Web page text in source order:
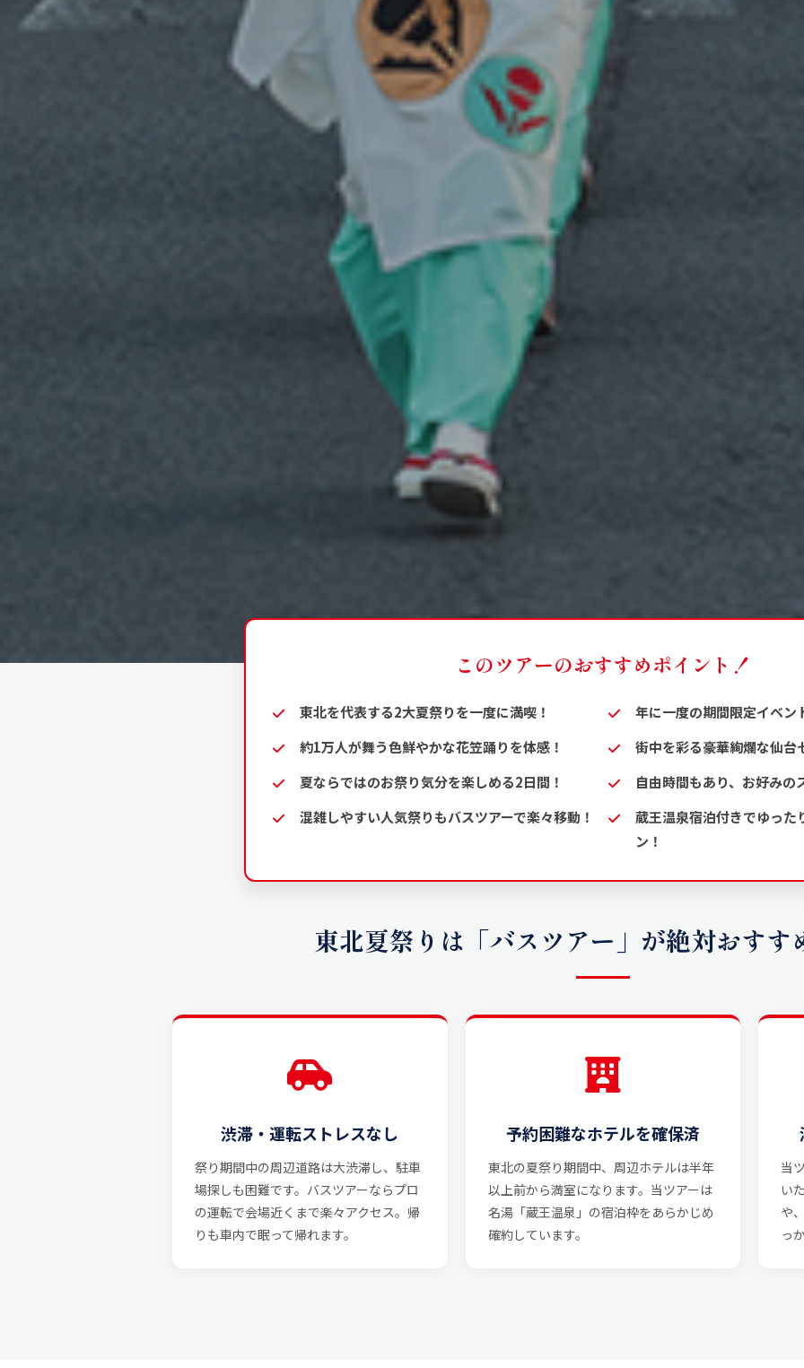
このツアーのおすすめポイント！
東北を代表する2大夏祭りを一度に満喫！
年に一度の期間限定イベン
約1万人が舞う色鮮やかな花笠踊りを体感！
街中を彩る豪華絢爛な仙台
夏ならではのお祭り気分を楽しめる2日間！
自由時間もあり、お好みの
混雑しやすい人気祭りもバスツアーで楽々移動！
蔵王温泉宿泊付きでゆった
ン！
東北夏祭りは「バスツアー」が絶対おすす
渋滞・運転ストレスなし
祭り期間中の周辺道路は大渋滞し、駐車
場探しも困難です。バスツアーならプロ
の運転で会場近くまで楽々アクセス。帰
りも車内で眠って帰れます。
予約困難なホテルを確保済
東北の夏祭り期間中、周辺ホテルは半年
以上前から満室になります。当ツアーは
名湯「蔵王温泉」の宿泊枠をあらかじめ
確約しています。
当
い
や
っ